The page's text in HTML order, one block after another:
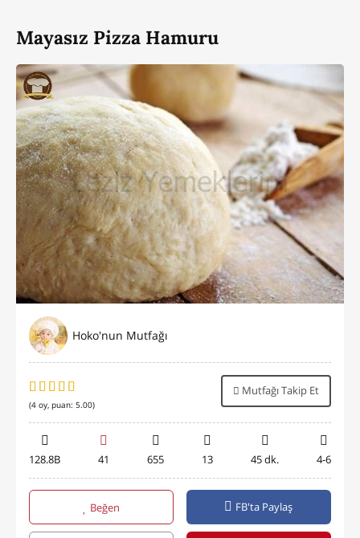
Mayasız Pizza Hamuru
Hoko'nun Mutfağı
(4 oy, puan: 5.00)
Mutfağı Takip Et
128.8B 41 655 13 45 dk. 4-6
Beğen FB'ta Paylaş